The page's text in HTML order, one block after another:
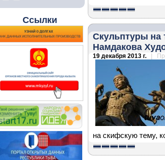
Ссылки
Скульптуры
Намдакова
19 декабря 2013 г. |
на скифскую тему,